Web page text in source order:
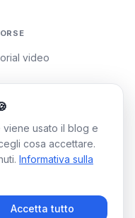
video
usato il blog e
cosa accettare.
Informativa sulla
Accetta tutto